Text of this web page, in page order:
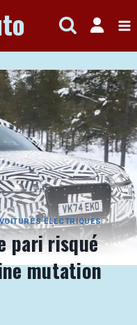
ÉLECTRIQUES
pari risqué
mutation